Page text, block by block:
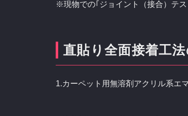
※現物での｢ジョイント（接合）テ
直貼り全面接着工
1.カーペット用無溶剤アクリル系エ